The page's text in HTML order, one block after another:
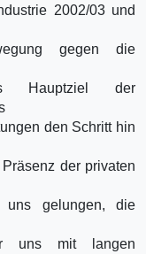
2002/03 und
gegen die
Hauptziel der
den Schritt hin
der privaten
uns gelungen, die
uns mit langen